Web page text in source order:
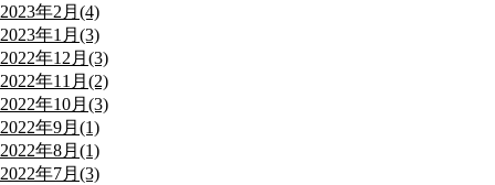
2023年2月(4)
2023年1月(3)
2022年12月(3)
2022年11月(2)
2022年10月(3)
2022年9月(1)
2022年8月(1)
2022年7月(3)